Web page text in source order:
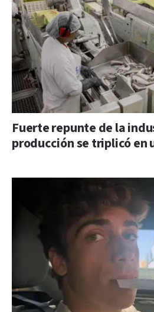
Fuerte repunte de la
producción se triplicó en